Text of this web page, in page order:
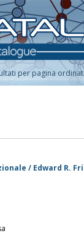
per pagina
/ Edward R.